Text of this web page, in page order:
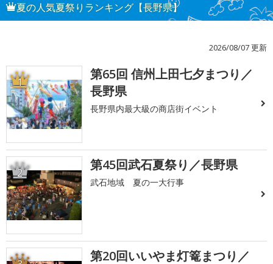
夏の人気夏祭りランキング【長野県】
2026/08/07 更新
1
第65回 信州上田七夕まつり／
長野県
長野県内最大級の商店街イベント
2 第45回武石夏祭り／長野県
武石地域 夏の一大行事
第20回いいやま灯篭まつり／